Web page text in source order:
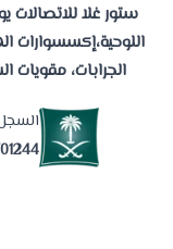
ستور غلا للاتصالات
اللوحية،إكسسوارات
الجرابات، مقويات